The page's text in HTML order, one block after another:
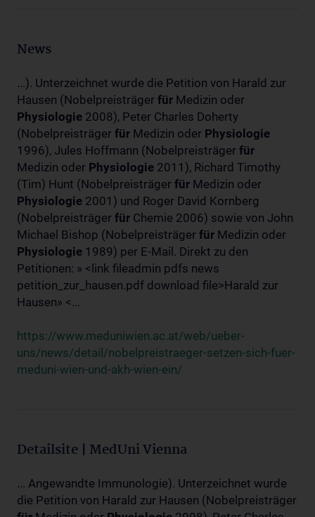
News
...). Unterzeichnet wurde die Petition von Harald zur
Hausen (Nobelpreisträger für Medizin oder
Physiologie 2008), Peter Charles Doherty
(Nobelpreisträger für Medizin oder Physiologie
1996), Jules Hoffmann (Nobelpreisträger für
Medizin oder Physiologie 2011), Richard Timothy
(Tim) Hunt (Nobelpreisträger für Medizin oder
Physiologie 2001) und Roger David Kornberg
(Nobelpreisträger für Chemie 2006) sowie von John
Michael Bishop (Nobelpreisträger für Medizin oder
Physiologie 1989) per E-Mail. Direkt zu den
Petitionen: » <link fileadmin pdfs news
petition_zur_hausen.pdf download file>Harald zur
Hausen» <...
https://www.meduniwien.ac.at/web/ueber-
uns/news/detail/nobelpreistraeger-setzen-sich-fuer-
meduni-wien-und-akh-wien-ein/
Detailsite | MedUni Vienna
... Angewandte Immunologie). Unterzeichnet wurde
die Petition von Harald zur Hausen (Nobelpreisträger